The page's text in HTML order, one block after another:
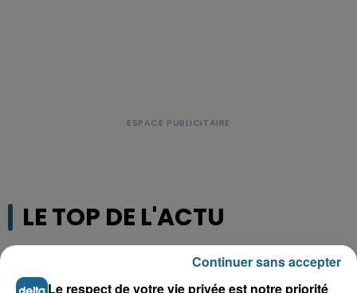
LE TOP DE L'ACTU
Le respect de votre vie privée est notre priorité
Continuer sans accepter